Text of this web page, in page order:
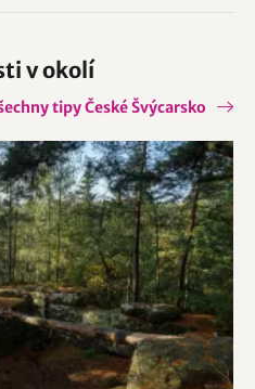
v okolí
tipy České Švýcarsko